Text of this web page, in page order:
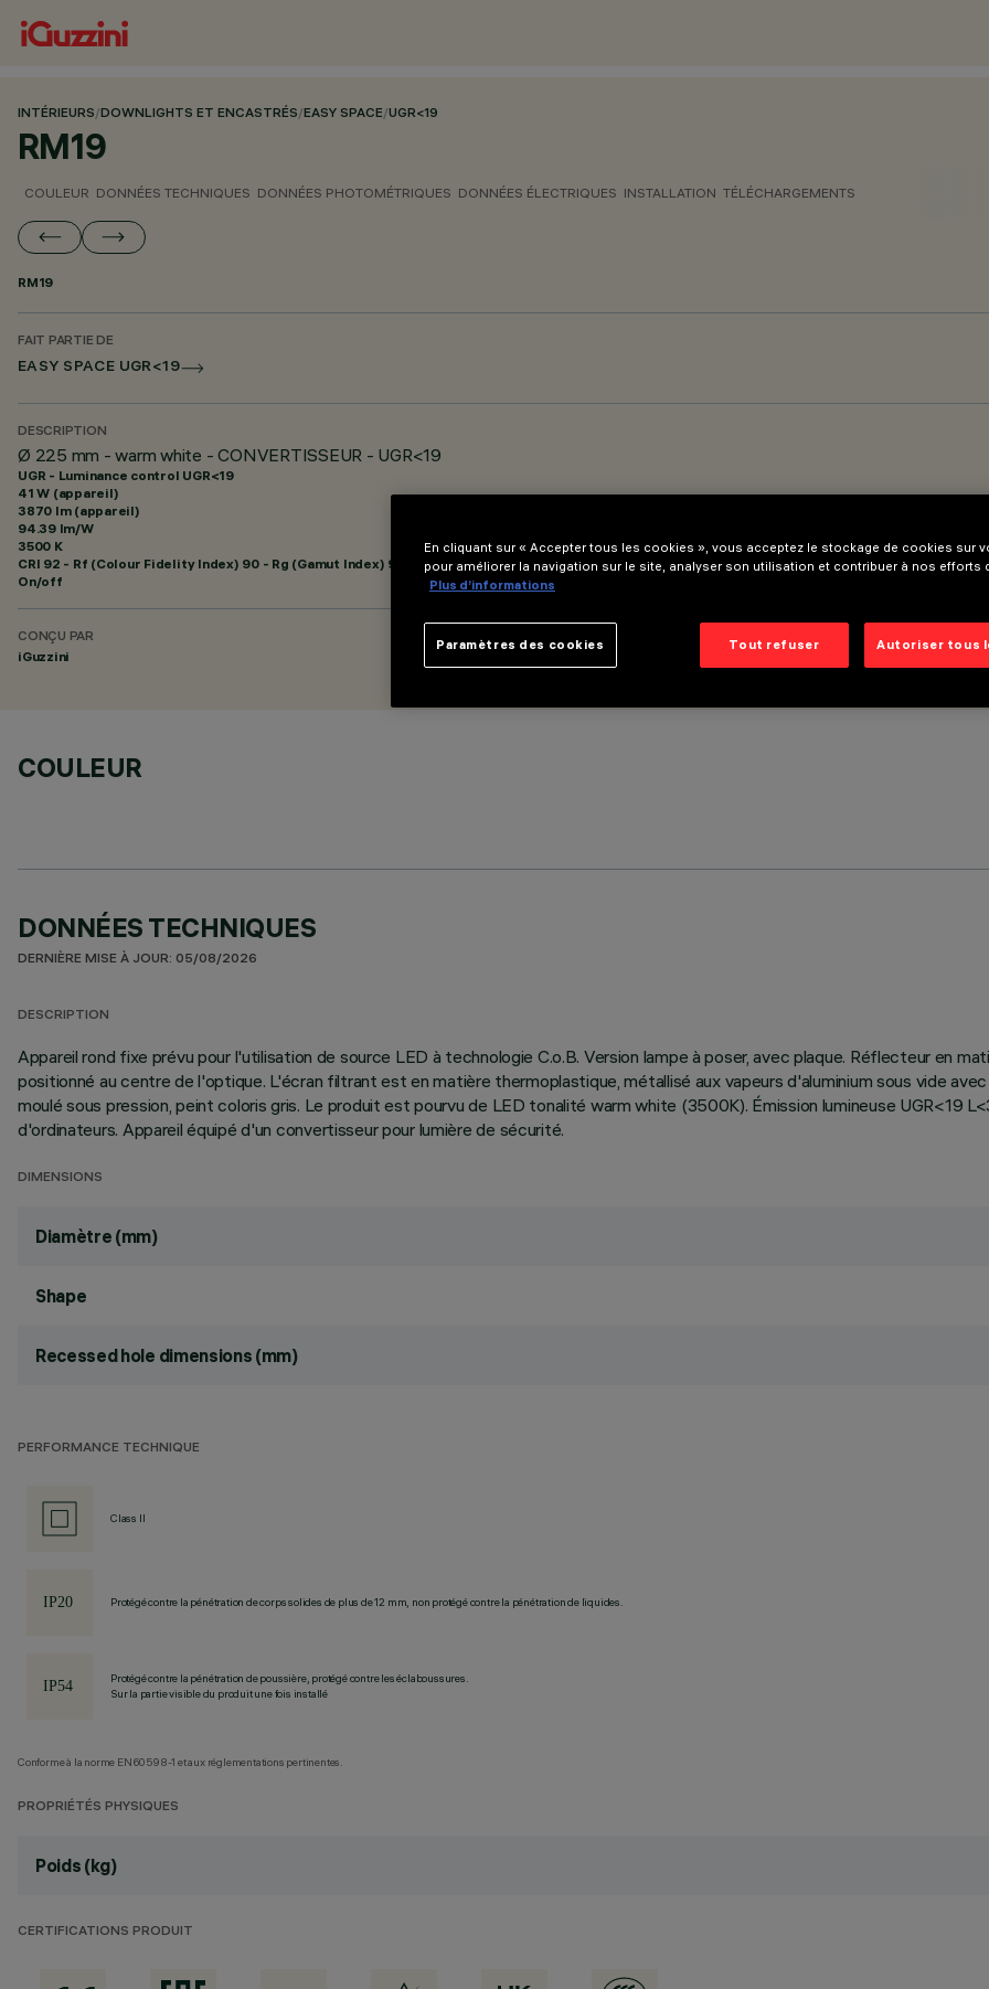
INTÉRIEURS/DOWNLIGHTS ET ENCASTRÉS/EASY SPACE/UGR<19
RM19
COULEUR DONNÉES TECHNIQUES DONNÉES PHOTOMÉTRIQUES DONNÉES ÉLECTRIQUES INSTALLATION TÉLÉCHARGEMENTS
RM19
FAIT PARTIE DE
EASY SPACE UGR<19
DESCRIPTION
Ø 225 mm - warm white - CONVERTISSEUR - UGR<19
UGR - Luminance control UGR<19
41 W (appareil)
3870 lm (appareil)
94.39 lm/W
3500 K
CRI 92 - Rf (Colour Fidelity Index) 90 - Rg (Gamut Index) 98
On/off
CONÇU PAR
iGuzzini
COULEUR
DONNÉES TECHNIQUES
DERNIÈRE MISE À JOUR: 05/08/2026
DESCRIPTION
Appareil rond fixe prévu pour l'utilisation de source LED à technologie C.o.B. Version lampe à poser, avec plaque. Réflecteur en
positionné au centre de l'optique. L'écran filtrant est en matière thermoplastique, métallisé aux vapeurs d'aluminium sous vide
moulé sous pression, peint coloris gris. Le produit est pourvu de LED tonalité warm white (3500K). Émission lumineuse UGR<19
d'ordinateurs. Appareil équipé d'un convertisseur pour lumière de sécurité.
DIMENSIONS
Diamètre (mm)
Shape
Recessed hole dimensions (mm)
PERFORMANCE TECHNIQUE
Class II
Protégé contre la pénétration de corps solides de plus de 12 mm, non protégé contre la pénétration de liquides.
Protégé contre la pénétration de poussière, protégé contre les éclaboussures.
Sur la partie visible du produit une fois installé
Conforme à la norme EN60598-1 et aux réglementations pertinentes.
PROPRIÉTÉS PHYSIQUES
Poids (kg)
CERTIFICATIONS PRODUIT
En cliquant sur « Accepter tous les cookies », vous acceptez le stockage de cookies sur
pour améliorer la navigation sur le site, analyser son utilisation et contribuer à nos efforts
Plus d’informations
Tout refuser Autoriser tous
Paramètres des cookies